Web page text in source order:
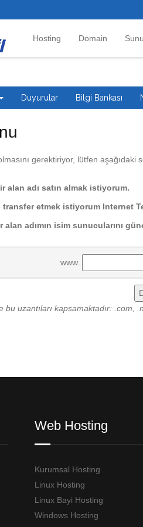
Hosting Domain
Duyurular Bilgi Bankası
gerektiriyor, lütfen aşağıdaki
alan adı satın almak istiyorum.
transfer etmek istiyorum Internet
adımın isim sunucularını
www.
bu uzantıları kapsamaktadır: .com,
Web Hosting
Kurumsal Hosting
Linux Hosting
Linux Bayi Hosting
Windows Hosting